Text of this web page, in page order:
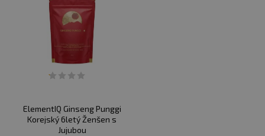
ElementIQ Ginseng Punggi
Korejský 6letý Ženšen s
Jujubou